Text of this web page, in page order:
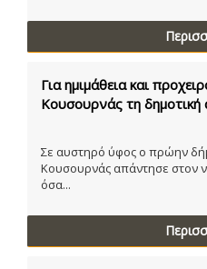
Για ημιμάθεια και
Κουσουρνάς τη δημοτική
Σε αυστηρό ύφος ο πρώην
Κουσουρνάς απάντησε στον
όσα...